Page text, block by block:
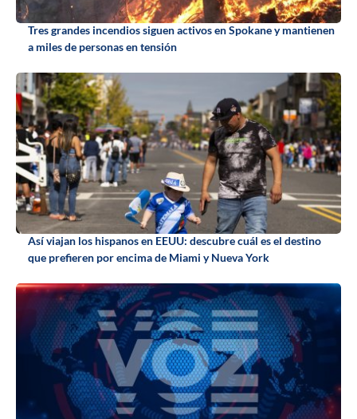
Tres grandes incendios siguen activos en Spokane y mantienen
a miles de personas en tensión
Así viajan los hispanos en EEUU: descubre cuál es el destino
que prefieren por encima de Miami y Nueva York